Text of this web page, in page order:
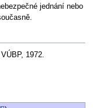
jednání nebo
1972.